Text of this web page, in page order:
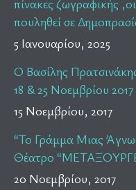
πίνακες ζωγραφικής
πουληθεί σε
5 Ιανουαρίου, 2025
Ο Βασίλης
18 & 25 Νοεμβρίου
15 Νοεμβρίου, 2017
“Το Γράμμα Μιας
Θέατρο
20 Νοεμβρίου, 2017